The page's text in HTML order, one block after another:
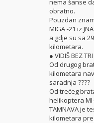
nema šanse
obratno.
Pouzdan
MIGA -21 iz
a gdje su sa
kilometara.
● VIDIŠ BEZ
Od drugog
kilometara
saradnja ????
Od trećeg
helikoptera
TAMNAVA je
kilometara